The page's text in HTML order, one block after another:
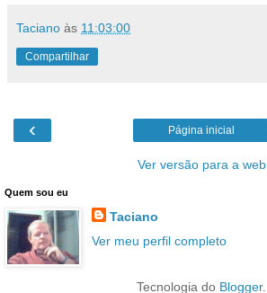
Taciano às 11:03:00
Compartilhar
‹ Página inicial
Ver versão para a web
Quem sou eu
Taciano
Ver meu perfil completo
Tecnologia do Blogger.